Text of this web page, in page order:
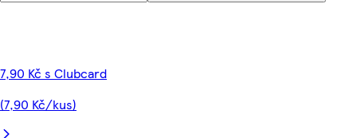
7,90 Kč s Clubcard
(7,90 Kč/kus)